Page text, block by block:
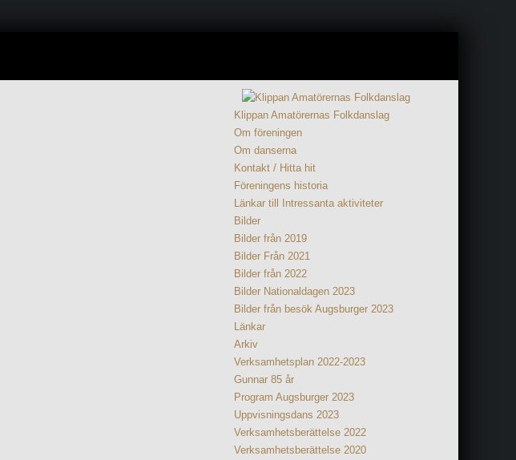
Klippan Amatörernas Folkdanslag
Om föreningen
Om danserna
Kontakt / Hitta hit
Föreningens historia
Länkar till Intressanta aktiviteter
Bilder
Bilder från 2019
Bilder Från 2021
Bilder från 2022
Bilder Nationaldagen 2023
Bilder från besök Augsburger 2023
Länkar
Arkiv
Verksamhetsplan 2022-2023
Gunnar 85 år
Program Augsburger 2023
Uppvisningsdans 2023
Verksamhetsberättelse 2022
Verksamhetsberättelse 2020